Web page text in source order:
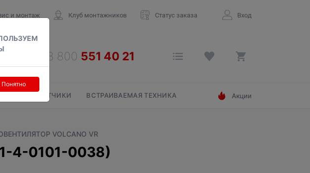
Понятно
и монтаж Клуб монтажников Статус заказа Вход
СЧЕТЧИКИ ВСТРАИВАЕМАЯ ТЕХНИКА Акции
VOLCANO VR
4-0101-0038)